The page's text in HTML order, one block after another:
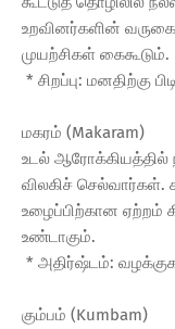
உறவினர்களின்
முயற்சிகள் கைகூடும்.
* சிறப்பு: மனதிற்கு
மகரம் (Makaram)
உடல் ஆரோக்கியத்தில்
விலகிச் செல்வார்கள்.
உழைப்பிற்கான ஏற்றம்
உண்டாகும்.
* அதிர்ஷ்டம்:
கும்பம் (Kumbam)